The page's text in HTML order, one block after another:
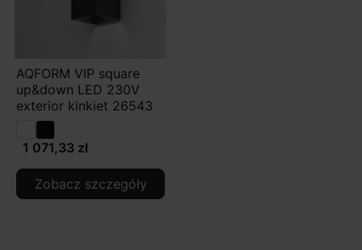
AQFORM VIP square
up&down LED 230V
exterior kinkiet 26543
1 071,33 zł
Zobacz szczegóły